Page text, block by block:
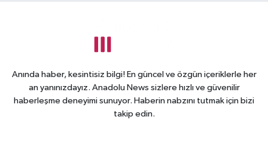
Anında haber, kesintisiz bilgi! En güncel ve özgün içeriklerle her
an yanınızdayız. Anadolu News sizlere hızlı ve güvenilir
haberleşme deneyimi sunuyor. Haberin nabzını tutmak için bizi
takip edin.